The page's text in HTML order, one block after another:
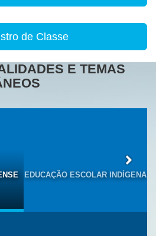
de Classe
E TEMAS
EDUCAÇÃO ESCOLAR INDÍGENA